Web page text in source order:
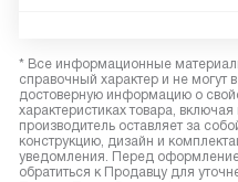
* Все информационные
справочный характер и не могут
достоверную информацию о
характеристиках товара,
производитель оставляет за
конструкцию, дизайн и
уведомления. Перед
обратиться к Продавцу для